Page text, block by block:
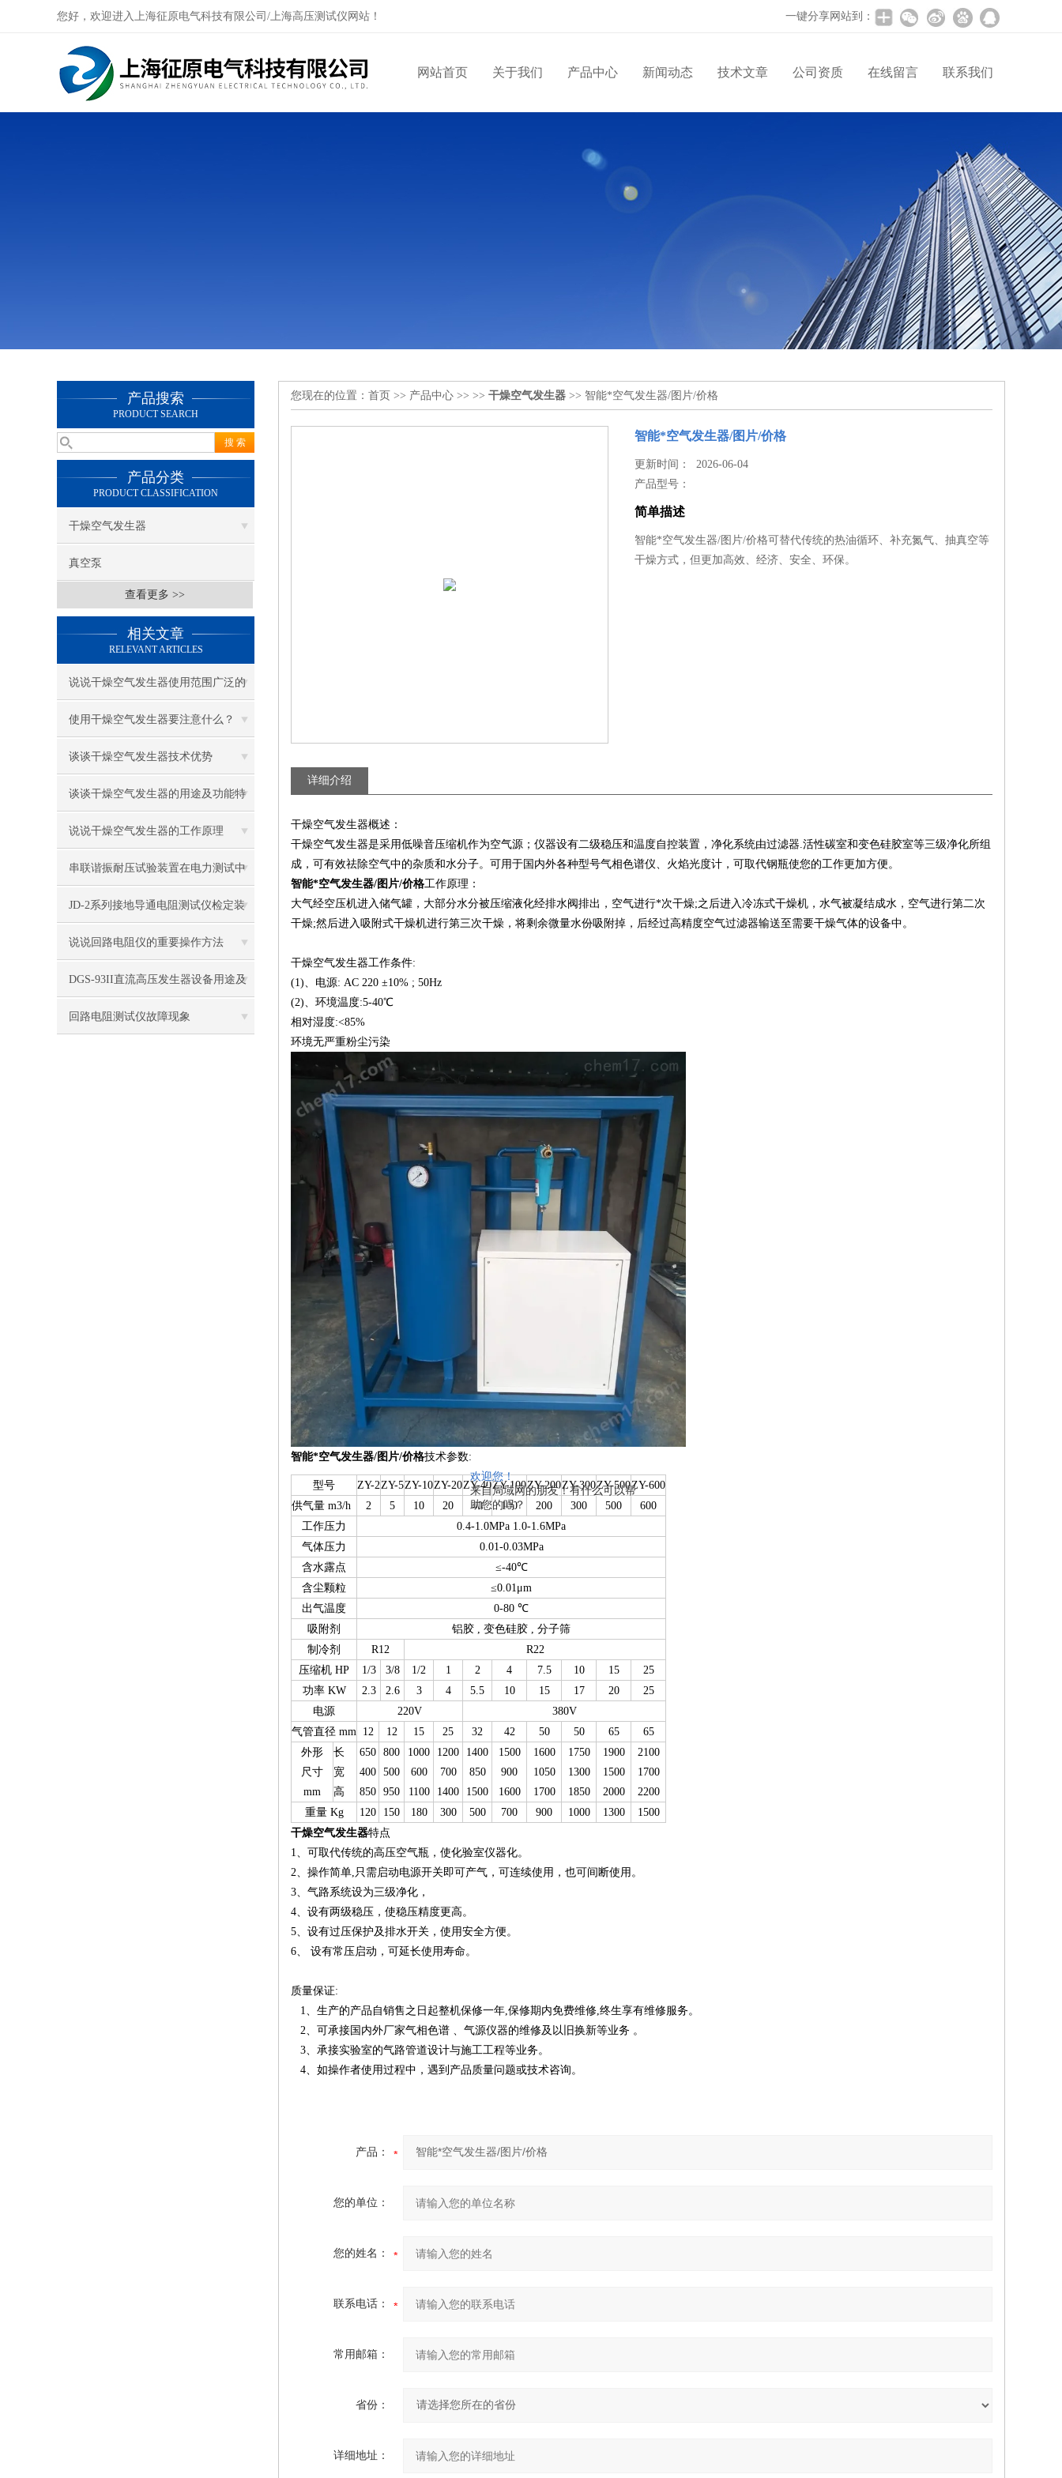
欢迎您！
来自局域网的朋友！有什么可以帮
助您的吗？
您好，欢迎进入上海征原电气科技有限公司/上海高压测试仪网站！ 一键分享网站到：
网站首页 关于我们 产品中心 新闻动态 技术文章 公司资质 在线留言 联系我们
产品搜索
PRODUCT SEARCH
产品分类
PRODUCT CLASSIFICATION
干燥空气发生器
真空泵
查看更多 >>
相关文章
RELEVANT ARTICLES
说说干燥空气发生器使用范围广泛的
原因
使用干燥空气发生器要注意什么？
谈谈干燥空气发生器技术优势
谈谈干燥空气发生器的用途及功能特
征
说说干燥空气发生器的工作原理
串联谐振耐压试验装置在电力测试中
的优势分析
JD-2系列接地导通电阻测试仪检定装
置使用操作
说说回路电阻仪的重要操作方法
DGS-93II直流高压发生器设备用途及
技术指标
回路电阻测试仪故障现象
您现在的位置： 首页 >> 产品中心 >> >> 干燥空气发生器 >> 智能*空气发生器/图片/价格
智能*空气发生器/图片/价格
更新时间： 2026-06-04
产品型号：
简单描述
智能*空气发生器/图片/价格可替代传统的热油循环、补充氮气、抽真空等
干燥方式，但更加高效、经济、安全、环保。
详细介绍
干燥空气发生器概述：
干燥空气发生器是采用低噪音压缩机作为空气源；仪器设有二级稳压和温度自控装置，净化系统由过滤器.活性碳室和变色硅胶室等三级净化所组
成，可有效祛除空气中的杂质和水分子。可用于国内外各种型号气相色谱仪、火焰光度计，可取代钢瓶使您的工作更加方便。
智能*空气发生器/图片/价格工作原理：
大气经空压机进入储气罐，大部分水分被压缩液化经排水阀排出，空气进行*次干燥;之后进入冷冻式干燥机，水气被凝结成水，空气进行第二次
干燥;然后进入吸附式干燥机进行第三次干燥，将剩余微量水份吸附掉，后经过高精度空气过滤器输送至需要干燥气体的设备中。
干燥空气发生器工作条件:
(1)、电源: AC 220 ±10% ; 50Hz
(2)、环境温度:5-40℃
相对湿度:<85%
环境无严重粉尘污染
智能*空气发生器/图片/价格技术参数:
型号 ZY-2ZY-5ZY-10ZY-20ZY-40ZY-100ZY-200ZY-300ZY-500ZY-600
供气量 m3/h
2 5 10 20 40 100 200 300 500
600
工作压力
0.4-1.0MPa 1.0-1.6MPa
气体压力
0.01-0.03MPa
含水露点
≤-40℃
含尘颗粒
≤0.01μm
出气温度
0-80 ℃
吸附剂
铝胶 , 变色硅胶 , 分子筛
制冷剂
R12
R22
压缩机 HP
1/3 3/8 1/2 1 2 4 7.5 10 15
25
功率 KW
2.3 2.6 3 4 5.5 10 15 17 20
25
电源
220V
380V
气管直径 mm 12 12 15 25 32 42 50 50 65
65
外形
尺寸
mm
长
宽
高
650
400
850
800
500
950
1000
600
1100
1200
700
1400
1400
850
1500
1500
900
1600
1600
1050
1700
1750
1300
1850
1900
1500
2000
2100
1700
2200
重量 Kg
120 150 180 300 500 700 900 1000 1300
1500
干燥空气发生器特点
1、可取代传统的高压空气瓶，使化验室仪器化。
2、操作简单,只需启动电源开关即可产气，可连续使用，也可间断使用。
3、气路系统设为三级净化，
4、设有两级稳压，使稳压精度更高。
5、设有过压保护及排水开关，使用安全方便。
6、 设有常压启动，可延长使用寿命。
质量保证:
1、生产的产品自销售之日起整机保修一年,保修期内免费维修,终生享有维修服务。
2、可承接国内外厂家气相色谱 、气源仪器的维修及以旧换新等业务 。
3、承接实验室的气路管道设计与施工工程等业务。
4、如操作者使用过程中，遇到产品质量问题或技术咨询。
产品：
您的单位：
您的姓名：
联系电话：
常用邮箱：
省份：
详细地址：